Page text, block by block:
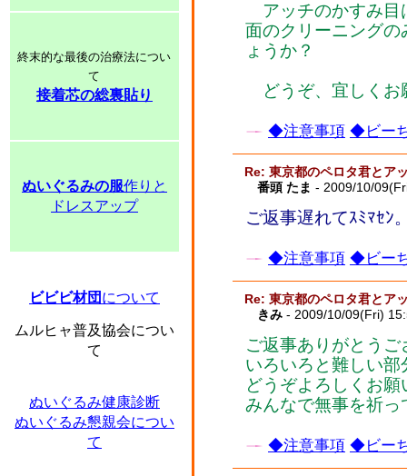
終末的な最後の治療法につい
て
接着芯の総裏貼り
ぬいぐるみの服作りと
ドレスアップ
ビビビ材団 について
ムルヒャ普及協会につい
て
ぬいぐるみ健康診断
ぬいぐるみ懇親会につい
て
アッチのかすみ目
面のクリーニング
ょうか？
どうぞ、宜しくお
◆注意事項 ◆ビー
Re: 東京都のペロタ君とア
番頭 たま - 2009/10/
ご返事遅れてｽﾐﾏｾ
◆注意事項 ◆ビー
Re: 東京都のペロタ君とア
きみ - 2009/10/09(Fri)
ご返事ありがとうご
いろいろと難しい
どうぞよろしくお
みんなで無事を祈っ
◆注意事項 ◆ビー